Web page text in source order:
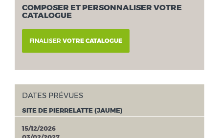
COMPOSER ET PERSONNALISER VOTRE
CATALOGUE
FINALISER VOTRE CATALOGUE
DATES PRÉVUES
SITE DE PIERRELATTE (JAUME)
15/12/2026